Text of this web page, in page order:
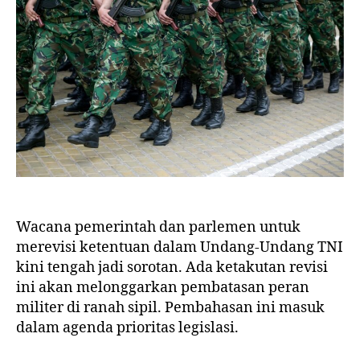
Wacana pemerintah dan parlemen untuk
merevisi ketentuan dalam Undang-Undang TNI
kini tengah jadi sorotan. Ada ketakutan revisi
ini akan melonggarkan pembatasan peran
militer di ranah sipil. Pembahasan ini masuk
dalam agenda prioritas legislasi.